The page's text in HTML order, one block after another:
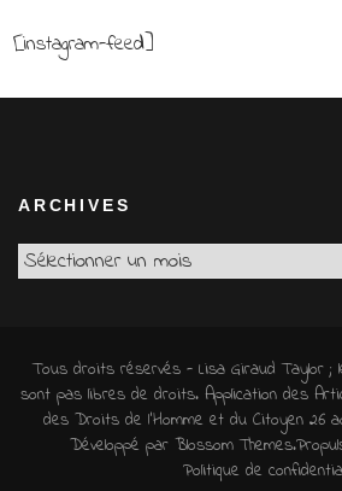
[instagram-feed]
ARCHIVES
Archives
Tous droits réservés - Lisa Giraud Taylor ;
sont pas libres de droits. Application des
des Droits de l'Homme et du Citoyen 26
Développé par Blossom Themes
Politique de